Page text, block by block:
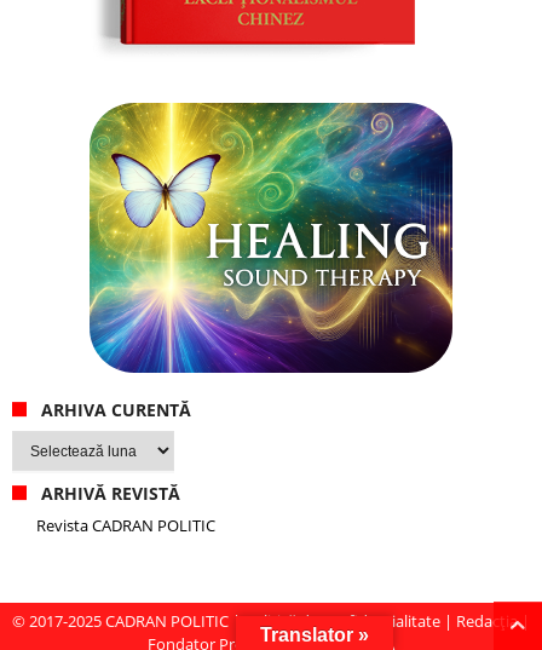
ARHIVA CURENTĂ
Arhiva
curentă
ARHIVĂ REVISTĂ
Revista CADRAN POLITIC
© 2017-2025CADRAN POLITIC |Politică de confidențialitate | Redacția|
Fondator Prof. Dr. Virginia MIRCEA
Translator »